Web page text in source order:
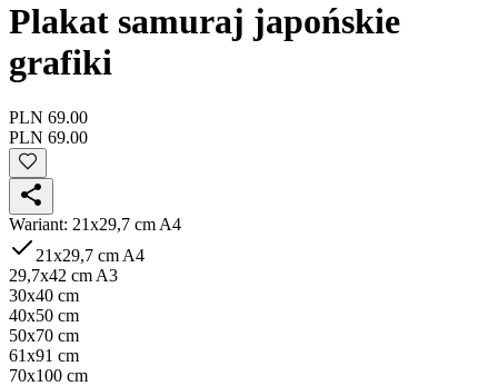
Plakat samuraj japońskie
grafiki
PLN 69.00
PLN 69.00
Wariant: 21x29,7 cm A4
21x29,7 cm A4
29,7x42 cm A3
30x40 cm
40x50 cm
50x70 cm
61x91 cm
70x100 cm